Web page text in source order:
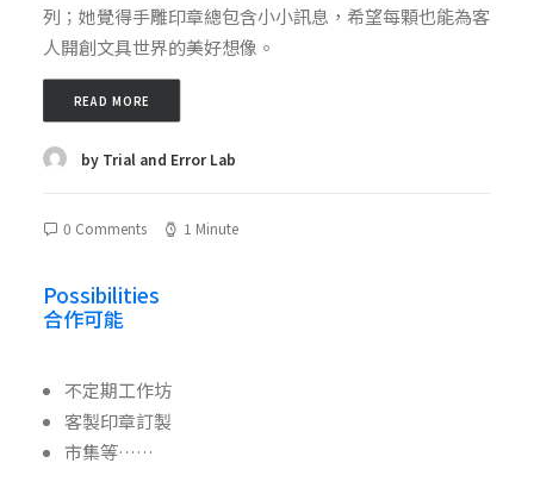
列；她覺得手雕印章總包含小小訊息，希望每顆也能為客
人開創文具世界的美好想像。
READ MORE
by Trial and Error Lab
0 Comments 1 Minute
Possibilities
合作可能
不定期工作坊
客製印章訂製
市集等……